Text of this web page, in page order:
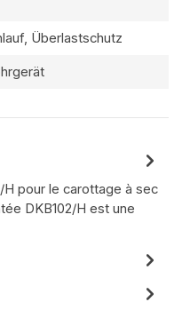
Überlastschutz
pour le carottage à sec
DKB102/H est une